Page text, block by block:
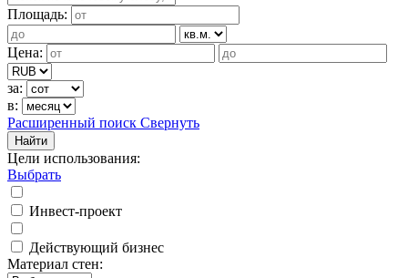
Площадь:
Цена:
за:
в:
Расширенный поиск Свернуть
Найти
Цели использования:
Выбрать
Инвест-проект
Действующий бизнес
Материал стен: